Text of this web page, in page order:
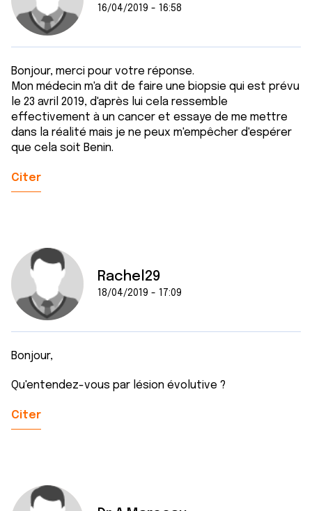
16/04/2019 - 16:58
Bonjour, merci pour votre réponse.
Mon médecin m'a dit de faire une biopsie qui est prévu
le 23 avril 2019, d'après lui cela ressemble
effectivement à un cancer et essaye de me mettre
dans la réalité mais je ne peux m'empêcher d'espérer
que cela soit Benin.
Citer
Rachel29
18/04/2019 - 17:09
Bonjour,
Qu'entendez-vous par lésion évolutive ?
Citer